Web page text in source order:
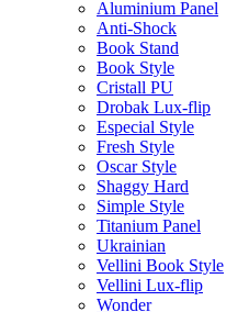
Aluminium Panel
Anti-Shock
Book Stand
Book Style
Cristall PU
Drobak Lux-flip
Especial Style
Fresh Style
Oscar Style
Shaggy Hard
Simple Style
Titanium Panel
Ukrainian
Vellini Book Style
Vellini Lux-flip
Wonder